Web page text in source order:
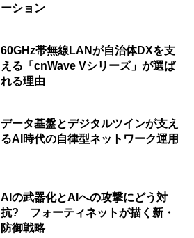
ーション
60GHz帯無線LANが自治体DXを支
える「cnWave Vシリーズ」が選ば
れる理由
データ基盤とデジタルツインが支え
るAI時代の自律型ネットワーク運用
AIの武器化とAIへの攻撃にどう対
抗? フォーティネットが描く新・
防御戦略